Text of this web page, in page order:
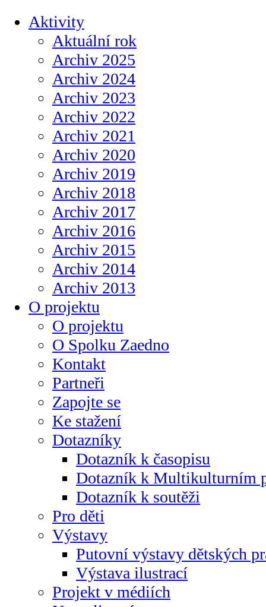
Aktivity
Aktuální rok
Archiv 2025
Archiv 2024
Archiv 2023
Archiv 2022
Archiv 2021
Archiv 2020
Archiv 2019
Archiv 2018
Archiv 2017
Archiv 2016
Archiv 2015
Archiv 2014
Archiv 2013
O projektu
O projektu
O Spolku Zaedno
Kontakt
Partneři
Zapojte se
Ke stažení
Dotazníky
Dotazník k časopisu
Dotazník k Multikulturním
Dotazník k soutěži
Pro děti
Výstavy
Putovní výstavy dětských
Výstava ilustrací
Projekt v médiích